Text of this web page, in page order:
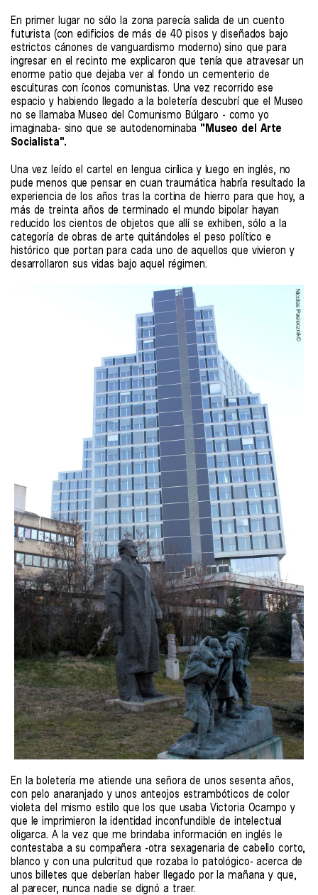
En primer lugar no sólo la zona parecía salida de un cuento
futurista (con edificios de más de 40 pisos y diseñados bajo
estrictos cánones de vanguardismo moderno) sino que para
ingresar en el recinto me explicaron que tenía que atravesar un
enorme patio que dejaba ver al fondo un cementerio de
esculturas con íconos comunistas. Una vez recorrido ese
espacio y habiendo llegado a la boletería descubrí que el Museo
no se llamaba Museo del Comunismo Búlgaro - como yo
imaginaba- sino que se autodenominaba "Museo del Arte
Socialista".
Una vez leído el cartel en lengua cirílica y luego en inglés, no
pude menos que pensar en cuan traumática habría resultado la
experiencia de los años tras la cortina de hierro para que hoy, a
más de treinta años de terminado el mundo bipolar hayan
reducido los cientos de objetos que allí se exhiben, sólo a la
categoría de obras de arte quitándoles el peso político e
histórico que portan para cada uno de aquellos que vivieron y
desarrollaron sus vidas bajo aquel régimen.
En la boletería me atiende una señora de unos sesenta años,
con pelo anaranjado y unos anteojos estrambóticos de color
violeta del mismo estilo que los que usaba Victoria Ocampo y
que le imprimieron la identidad inconfundible de intelectual
oligarca. A la vez que me brindaba información en inglés le
contestaba a su compañera -otra sexagenaria de cabello corto,
blanco y con una pulcritud que rozaba lo patológico- acerca de
unos billetes que deberían haber llegado por la mañana y que,
al parecer, nunca nadie se dignó a traer.